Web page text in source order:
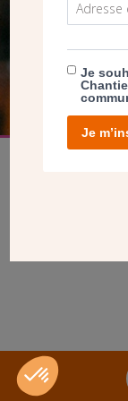
NOUS
Je
Je